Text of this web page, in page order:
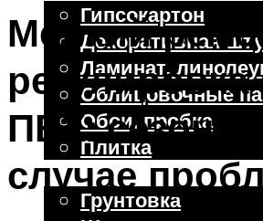
Гипсокартон
Декоративная
Ламинат,
Облицовочные
Обои, пробка
Плитка
Отделочные работы
Грунтовка
Мелкий
регулировка
ПВХ:
случае